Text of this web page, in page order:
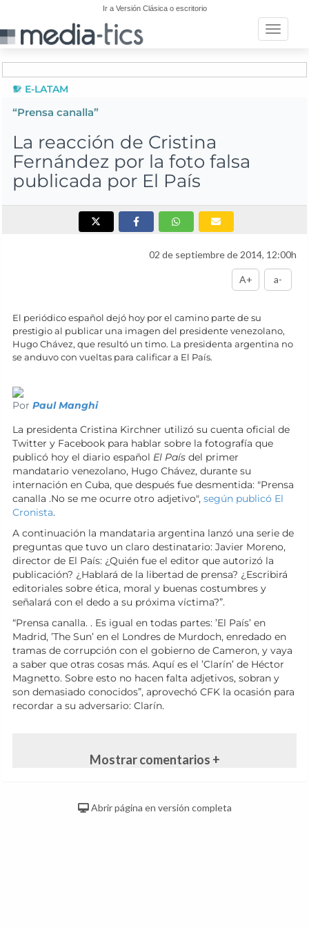
Ir a Versión Clásica o escritorio
Toggle
E-LATAM
“Prensa canalla”
La reacción de Cristina
Fernández por la foto falsa
publicada por El País
02 de septiembre de 2014, 12:00h
A+ a-
El periódico español dejó hoy por el camino parte de su
prestigio al publicar una imagen del presidente venezolano,
Hugo Chávez, que resultó un timo. La presidenta argentina no
se anduvo con vueltas para calificar a El País.
Por Paul Manghi
La presidenta Cristina Kirchner utilizó su cuenta oficial de
Twitter y Facebook para hablar sobre la fotografía que
publicó hoy el diario español El País del primer
mandatario venezolano, Hugo Chávez, durante su
internación en Cuba, que después fue desmentida: "Prensa
canalla .No se me ocurre otro adjetivo", según publicó El
Cronista.
A continuación la mandataria argentina lanzó una serie de
preguntas que tuvo un claro destinatario: Javier Moreno,
director de El País: ¿Quién fue el editor que autorizó la
publicación? ¿Hablará de la libertad de prensa? ¿Escribirá
editoriales sobre ética, moral y buenas costumbres y
señalará con el dedo a su próxima víctima?”.
“Prensa canalla. . Es igual en todas partes: ’El País’ en
Madrid, ’The Sun’ en el Londres de Murdoch, enredado en
tramas de corrupción con el gobierno de Cameron, y vaya
a saber que otras cosas más. Aquí es el ’Clarín’ de Héctor
Magnetto. Sobre esto no hacen falta adjetivos, sobran y
son demasiado conocidos”, aprovechó CFK la ocasión para
recordar a su adversario: Clarín.
Mostrar comentarios +
Abrir página en versión completa